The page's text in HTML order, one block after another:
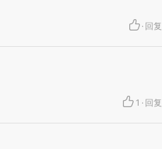
· 回复
1 · 回复